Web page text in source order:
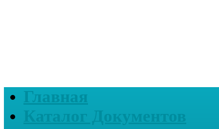
Главная
Каталог Документов